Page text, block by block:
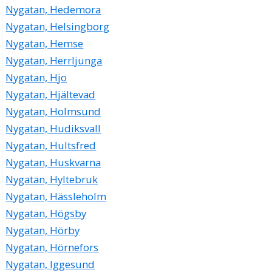
Nygatan, Hedemora
Nygatan, Helsingborg
Nygatan, Hemse
Nygatan, Herrljunga
Nygatan, Hjo
Nygatan, Hjältevad
Nygatan, Holmsund
Nygatan, Hudiksvall
Nygatan, Hultsfred
Nygatan, Huskvarna
Nygatan, Hyltebruk
Nygatan, Hässleholm
Nygatan, Högsby
Nygatan, Hörby
Nygatan, Hörnefors
Nygatan, Iggesund